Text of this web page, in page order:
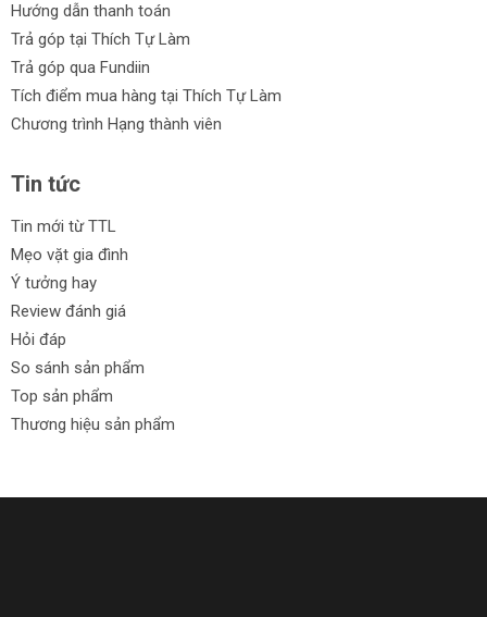
Hướng dẫn thanh toán
Trả góp tại Thích Tự Làm
Trả góp qua Fundiin
Tích điểm mua hàng tại Thích Tự Làm
Chương trình Hạng thành viên
Tin tức
Tin mới từ TTL
Mẹo vặt gia đình
Ý tưởng hay
Review đánh giá
Hỏi đáp
So sánh sản phẩm
Top sản phẩm
Thương hiệu sản phẩm